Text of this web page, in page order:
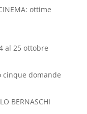
ottime
al 25 ottobre
cinque domande
BERNASCHI